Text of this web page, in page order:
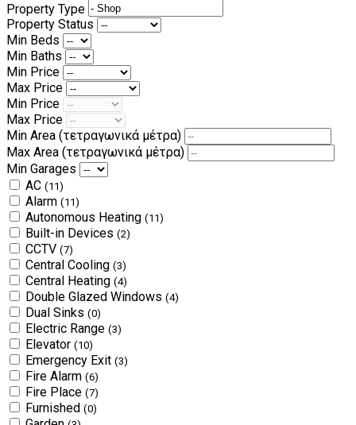
Property Type
Property Status
Min Beds
Min Baths
Min Price
Max Price
Min Price
Max Price
Min Area (τετραγωνικά μέτρα)
Max Area (τετραγωνικά μέτρα)
Min Garages
AC (11)
Alarm (11)
Autonomous Heating (11)
Built-in Devices (2)
CCTV (7)
Central Cooling (3)
Central Heating (4)
Double Glazed Windows (4)
Dual Sinks (0)
Electric Range (3)
Elevator (10)
Emergency Exit (3)
Fire Alarm (6)
Fire Place (7)
Furnished (0)